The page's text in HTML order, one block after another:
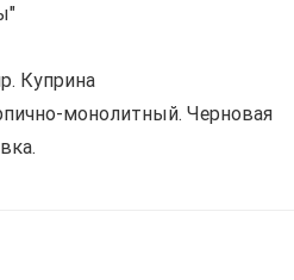
Куприна
монолитный. Черновая